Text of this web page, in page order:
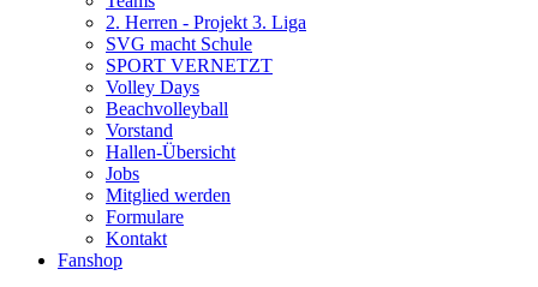
2. Herren - Projekt 3. Liga
SVG macht Schule
SPORT VERNETZT
Volley Days
Beachvolleyball
Vorstand
Hallen-Übersicht
Jobs
Mitglied werden
Formulare
Kontakt
Fanshop